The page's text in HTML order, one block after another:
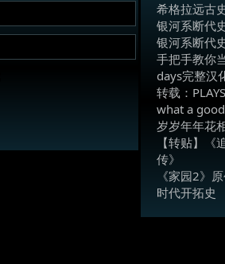
希格拉远古
银河系断代
银河系断代
手把手教你
days完整汉
转载：
what a good
岁岁年年花
【转贴】《
传》
《家园2》
时代开拓史